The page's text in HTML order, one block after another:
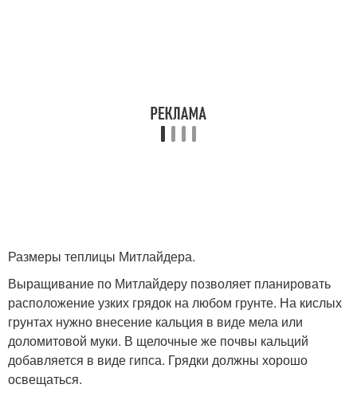
Размеры теплицы Митлайдера.
Выращивание по Митлайдеру позволяет планировать
расположение узких грядок на любом грунте. На кислых
грунтах нужно внесение кальция в виде мела или
доломитовой муки. В щелочные же почвы кальций
добавляется в виде гипса. Грядки должны хорошо
освещаться.